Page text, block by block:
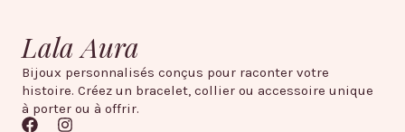
Lala Aura
Bijoux personnalisés conçus pour raconter votre
histoire. Créez un bracelet, collier ou accessoire unique
à porter ou à offrir.